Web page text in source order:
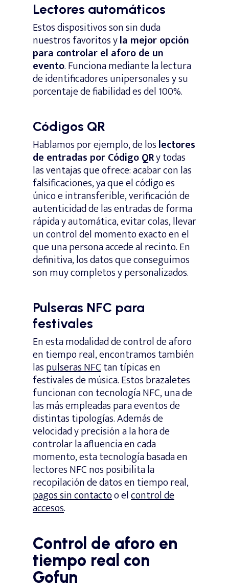
Lectores automáticos
Estos dispositivos son sin duda
nuestros favoritos yla mejor opción
para controlar el aforo de un
evento. Funciona mediante la lectura
de identificadores unipersonales y su
porcentaje de fiabilidad es del 100%.
Códigos QR
Hablamos por ejemplo, de loslectores
de entradas porCódigo QRy todas
las ventajas que ofrece: acabar con las
falsificaciones, ya que el código es
único e intransferible, verificación de
autenticidad de las entradas de forma
rápida y automática, evitar colas, llevar
un control del momento exacto en el
que una persona accede al recinto. En
definitiva, los datos que conseguimos
son muy completos y personalizados.
Pulseras NFC para
festivales
En esta modalidad de control de aforo
en tiempo real, encontramos también
laspulseras NFCtan típicas en
festivales de música. Estos brazaletes
funcionan con tecnología NFC, una de
las más empleadas para eventos de
distintas tipologías. Además de
velocidad y precisión a la hora de
controlar la afluencia en cada
momento, esta tecnología basada en
lectores NFC nos posibilita la
recopilación de datos en tiempo real,
pagos sin contactoo elcontrol de
accesos.
Control de aforo en
tiempo real con
Gofun